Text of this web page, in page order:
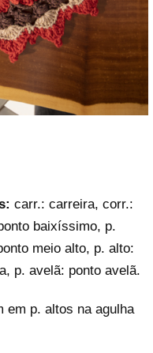
carr.: carreira, corr.:
baixíssimo, p.
meio alto, p. alto:
p. avelã: ponto avelã.
em p. altos na agulha